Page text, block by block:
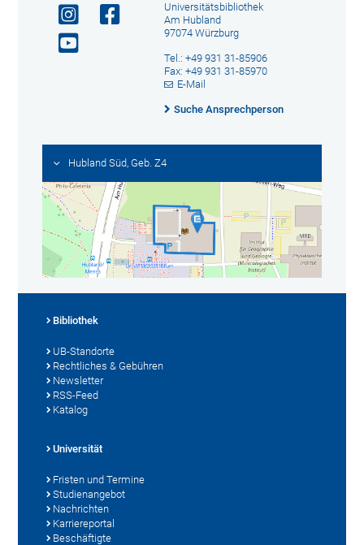
Universitätsbibliothek
Am Hubland
97074 Würzburg
Tel.: +49 931 31-85906
Fax: +49 931 31-85970
E-Mail
Suche Ansprechperson
Hubland Süd, Geb. Z4
Bibliothek
UB-Standorte
Rechtliches & Gebühren
Newsletter
RSS-Feed
Katalog
Universität
Fristen und Termine
Studienangebot
Nachrichten
Karriereportal
Beschäftigte